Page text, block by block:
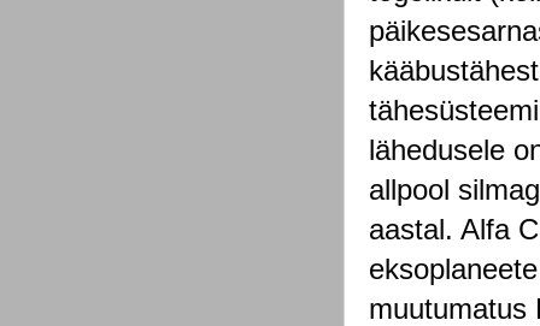
lähedusele
allpool
aastal. Alfa
muutumatus